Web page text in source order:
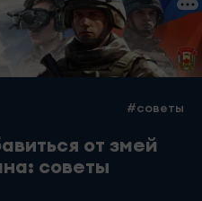
#советы
от змей
советы